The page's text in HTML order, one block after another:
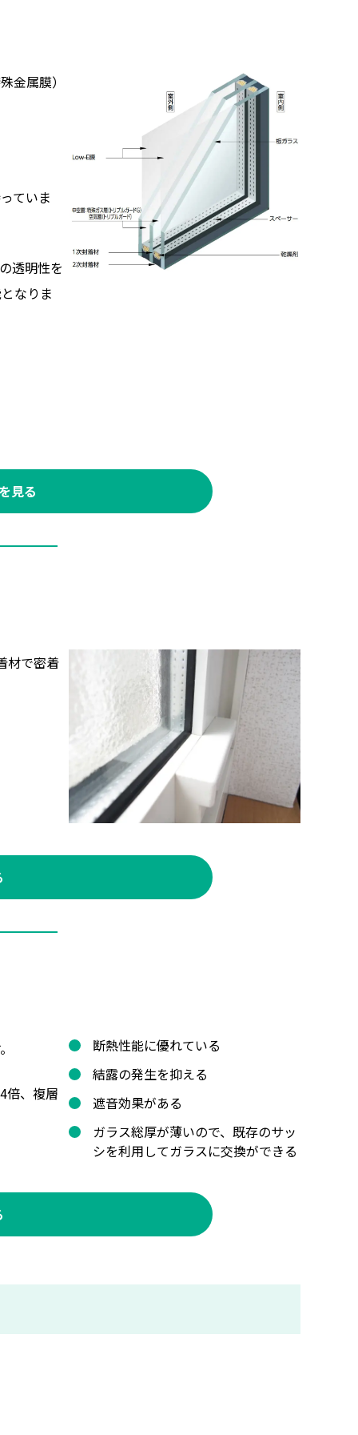
金属膜）
ていま
透明性を
なりま
見る
材で密着
倍、複層
断熱性能に優れている
結露の発生を抑える
遮音効果がある
ガラス総厚が薄いので、既存のサッ
シを利用してガラスに交換ができる